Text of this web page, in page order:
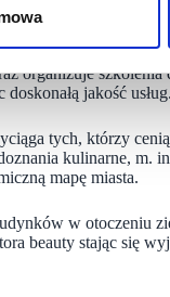
salon fryzjerski,
organizuje
jakość usług.
tych, którzy
kulinarne, m.
mapę miasta.
w otoczeniu
beauty stając się